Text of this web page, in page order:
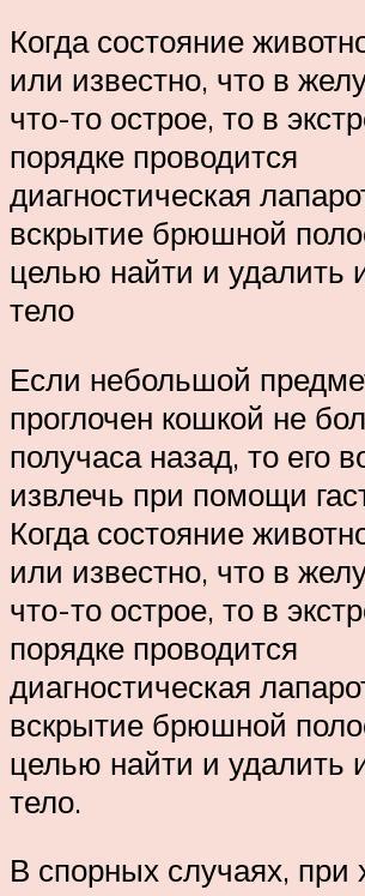
Когда состояние
или известно, что в
что-то острое, то в
порядке проводится
диагностическая
вскрытие брюшной
целью найти и удалить
тело
Если небольшой
проглочен кошкой не
получаса назад, то его
извлечь при помощи
Когда состояние
или известно, что в
что-то острое, то в
порядке проводится
диагностическая
вскрытие брюшной
целью найти и удалить
тело.
В спорных случаях,